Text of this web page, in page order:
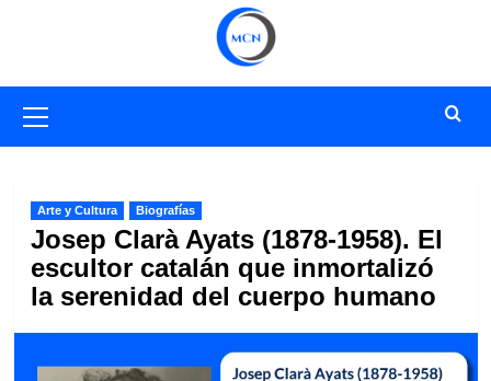
primario
Arte y Cultura Biografías
Josep Clarà Ayats (1878-1958). El
escultor catalán que inmortalizó
la serenidad del cuerpo humano